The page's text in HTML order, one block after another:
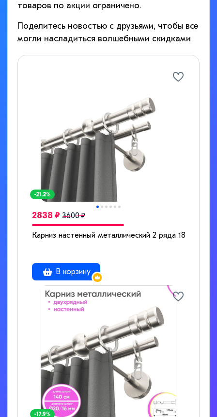
товаров по акции ограничено.
Поделитесь новостью с друзьями, чтобы все
могли насладиться волшебными скидками
-21.2%
2838 ₽ 3600 ₽
Карниз настенный металлический 2 ряда 180см
В корзину
-17.9%